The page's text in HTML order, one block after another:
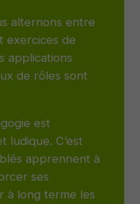
alternons entre
exercices de
applications
de rôles sont
est
ludique. C’est
apprennent à
ses
à long terme les